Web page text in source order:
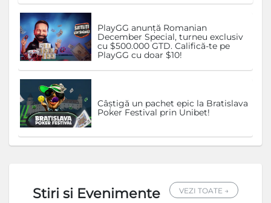
PlayGG anunță Romanian
December Special, turneu exclusiv
cu $500.000 GTD. Califică-te pe
PlayGG cu doar $10!
Câștigă un pachet epic la Bratislava
Poker Festival prin Unibet!
Stiri si Evenimente VEZI TOATE →